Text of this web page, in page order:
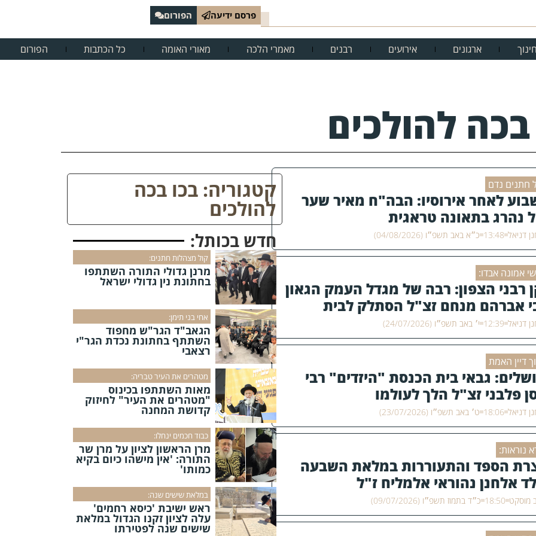
פרסם ידיעה הפורום
חינוך ארגונים אירועים רבנים מאמרי הלכה מאורי האומה כל הכתבות הפורום
להולכים
חתנים נדם
לאחר אירוסיו: הבה"ח מאיר שער
נהרג בתאונה טראגית
דניאל 13:48 כ״א באב תשפ״ו (04/08/2026)
אמונה אבדו:
רבני הצפון: רבה של מגדל העמק הגאון
אברהם מנחם זצ"ל הסתלק לבית
דניאל 12:39 י׳ באב תשפ״ו (24/07/2026)
דיין האמת
גבאי בית הכנסת "היזדים" רבי
פלבני זצ"ל הלך לעולמו
דניאל 18:06 ט׳ באב תשפ״ו (23/07/2026)
נוראות:
הספד והתעוררות במלאת השבעה
אלחנן נהוראי אלמליח ז"ל
מוסקט 18:50 כ״ד בתמוז תשפ״ו (09/07/2026)
קטגוריה: בכו בכה
להולכים
חדש בכותל:
קול מצהלות חתנים:
מרנן גדולי התורה השתתפו
בחתונת נין גדולי ישראל
אחי בני תימן:
הגאב"ד הגר"ש מחפוד
השתתף בחתונת נכדת הגר"י
רצאבי
מטהרים את העיר טבריה:
מאות השתתפו בכינוס
"מטהרים את העיר" לחיזוק
קדושת המחנה
כבוד חכמים ינחלו:
מרן הראשון לציון על מרן שר
התורה: 'אין מישהו כיום בקיא
כמותו'
במלאת שישים שנה:
ראש ישיבת 'כיסא רחמים'
עלה לציון זקנו הגדול במלאת
שישים שנה לפטירתו